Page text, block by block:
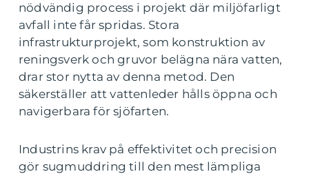
nödvändig process i projekt där miljöfarligt
avfall inte får spridas. Stora
infrastrukturprojekt, som konstruktion av
reningsverk och gruvor belägna nära vatten,
drar stor nytta av denna metod. Den
säkerställer att vattenleder hålls öppna och
navigerbara för sjöfarten.
Industrins krav på effektivitet och precision
gör sugmuddring till den mest lämpliga